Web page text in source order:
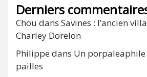
Derniers
Chou dans Savines : l’ancien
Charley Dorelon
Philippe dans Un porpaleaphile
pailles